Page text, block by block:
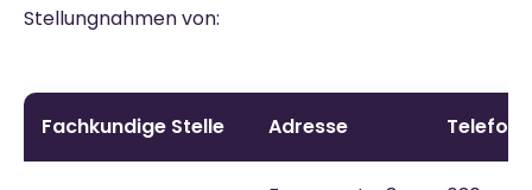
Stellungnahmen von:
Fachkundige Stelle Adresse Telefon